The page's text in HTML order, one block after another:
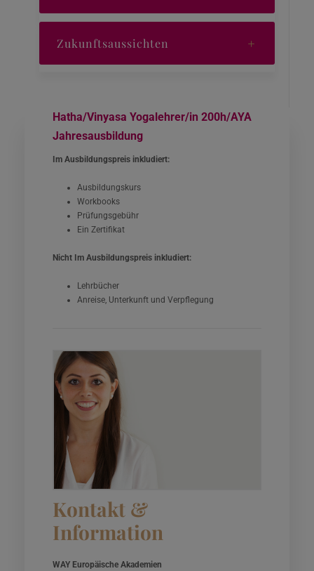
Zukunftsaussichten
Hatha/Vinyasa Yogalehrer/in 200h/AYA
Jahresausbildung
Im Ausbildungspreis inkludiert:
Ausbildungskurs
Workbooks
Prüfungsgebühr
Ein Zertifikat
Nicht Im Ausbildungspreis inkludiert:
Lehrbücher
Anreise, Unterkunft und Verpflegung
Kontakt &
Information
WAY Europäische Akademien